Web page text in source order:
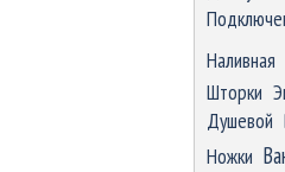
Наливная
Шторки
Душевой
Ножки